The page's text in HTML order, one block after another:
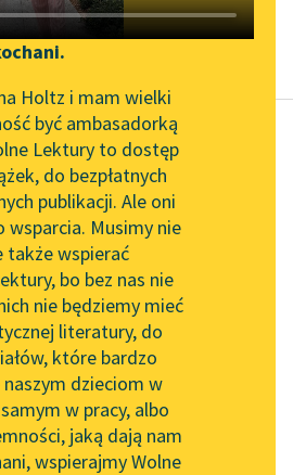
Zgłoś brak utworu
Narzędzia
Mapa Wolnych Lektur
Leśmianator
Przewodnik dla piszących i
czytających
API
OAI-PMH
Widget Wolnych Lektur
Przypisy
Holtz i mam wielki
być ambasadorką
Lektury to dostęp
do bezpłatnych
publikacji. Ale oni
wsparcia. Musimy nie
także wspierać
bo bez nas nie
nie będziemy mieć
literatury, do
które bardzo
dzieciom w
w pracy, albo
jaką dają nam
wspierajmy Wolne
Zygmunt Kaczkowski
Murdelio
Otóż, przyszedłszy do
bramy, najpierw psy
mnie macoszyne
opadły; jeden szarpnął
za hajdawery i wydarł...
Czytaj więcej